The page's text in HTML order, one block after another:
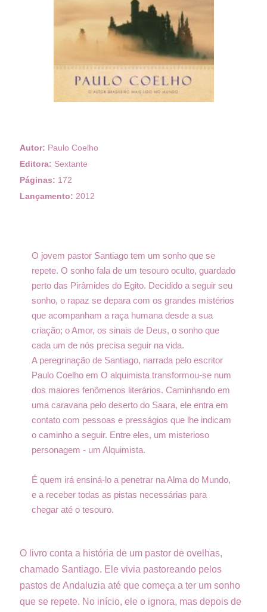
Autor: Paulo Coelho
Editora: Sextante
Páginas: 172
Lançamento: 2012
O jovem pastor Santiago tem um sonho que se
repete. O sonho fala de um tesouro oculto, guardado
perto das Pirâmides do Egito. Decidido a seguir seu
sonho, o rapaz se depara com os grandes mistérios
que acompanham a raça humana desde a sua
criação; o Amor, os sinais de Deus, o sonho que
cada um de nós precisa seguir na vida.
A peregrinação de Santiago, narrada pelo escritor
Paulo Coelho em O alquimista transformou-se num
dos maiores fenômenos literários. Caminhando em
uma caravana pelo deserto do Saara, ele entra em
contato com pessoas e presságios que lhe indicam
o caminho a seguir. Entre eles, um misterioso
personagem - um Alquimista.
É quem irá ensiná-lo a penetrar na Alma do Mundo,
e a receber todas as pistas necessárias para
chegar até o tesouro.
O livro conta a história de um pastor de ovelhas,
chamado Santiago. Ele vivia pastoreando pelos
pastos de Andaluzia até que começa a ter um sonho
que se repete. No início, ele o ignora, mas depois de